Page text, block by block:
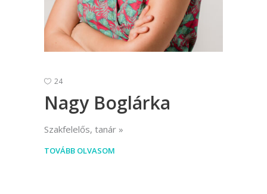
24
Nagy Boglárka
Szakfelelős, tanár
TOVÁBB OLVASOM